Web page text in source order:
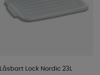
Låsbart Lock Nordic 23L